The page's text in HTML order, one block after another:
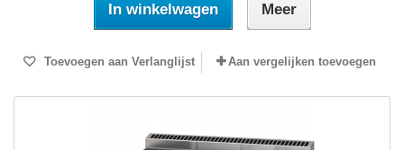
In winkelwagen Meer
Toevoegen aan Verlanglijst Aan vergelijken toevoegen